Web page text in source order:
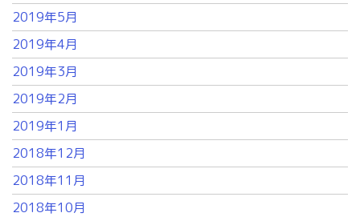
2019年5月
2019年4月
2019年3月
2019年2月
2019年1月
2018年12月
2018年11月
2018年10月